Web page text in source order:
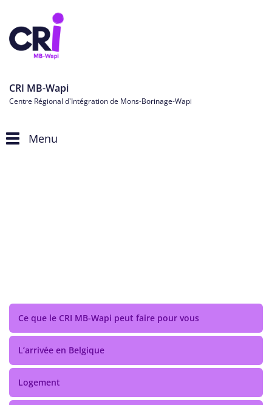
CRI MB-Wapi
Centre Régional d'Intégration de Mons-Borinage-Wapi
ToggleMenu
Ce que le CRI MB-Wapi peut faire pour vous
L’arrivée en Belgique
Logement